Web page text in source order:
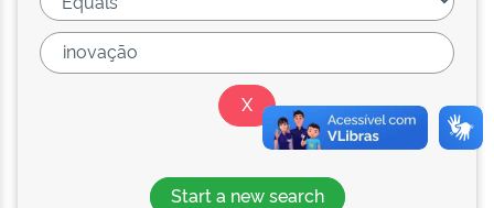
Start a new search